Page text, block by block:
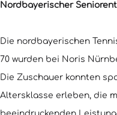
Nordbayerischer
Die nordbayerischen
70 wurden bei Noris
Die Zuschauer konnten
Altersklasse erleben, die